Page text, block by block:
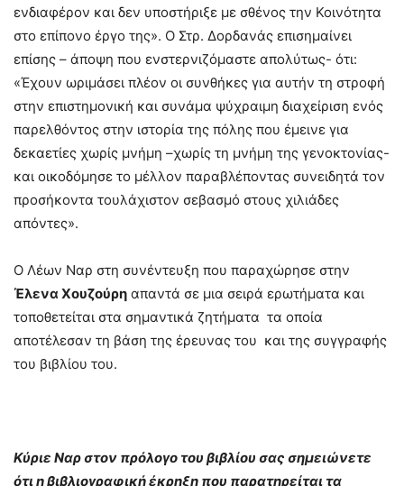
ενδιαφέρον και δεν υποστήριξε με σθένος την Κοινότητα
στο επίπονο έργο της». Ο Στρ. Δορδανάς επισημαίνει
επίσης – άποψη που ενστερνιζόμαστε απολύτως- ότι:
«Έχουν ωριμάσει πλέον οι συνθήκες για αυτήν τη στροφή
στην επιστημονική και συνάμα ψύχραιμη διαχείριση ενός
παρελθόντος στην ιστορία της πόλης που έμεινε για
δεκαετίες χωρίς μνήμη –χωρίς τη μνήμη της γενοκτονίας-
και οικοδόμησε το μέλλον παραβλέποντας συνειδητά τον
προσήκοντα τουλάχιστον σεβασμό στους χιλιάδες
απόντες».
Ο Λέων Ναρ στη συνέντευξη που παραχώρησε στην
Έλενα Χουζούρη απαντά σε μια σειρά ερωτήματα και
τοποθετείται στα σημαντικά ζητήματα τα οποία
αποτέλεσαν τη βάση της έρευνας του και της συγγραφής
του βιβλίου του.
Κύριε Ναρ στον πρόλογο του βιβλίου σας σημειώνετε
ότι η βιβλιογραφική έκρηξη που παρατηρείται τα